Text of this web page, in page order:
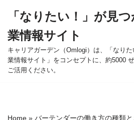
ン
テ
ン
ツ
「なりたい！」が見
業情報サイト
キャリアガーデン（Omlogi）は、「なり
業情報サイト」をコンセプトに、約5000
ご活用ください。
Home » バーテンダーの働き方の種類